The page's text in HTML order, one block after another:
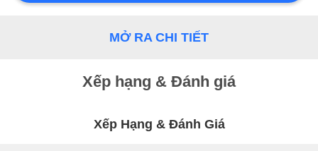
MỞ RA CHI TIẾT
Xếp hạng & Đánh giá
Xếp Hạng & Đánh Giá